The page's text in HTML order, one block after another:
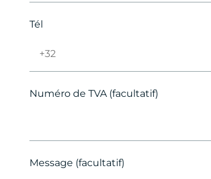
Tél
Numéro de TVA (facultatif)
Message (facultatif)